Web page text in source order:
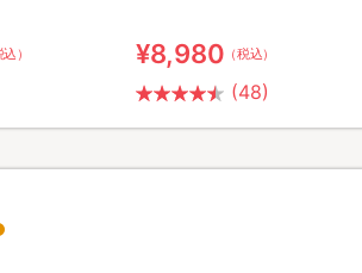
） ¥8,980 （税込）
(48)